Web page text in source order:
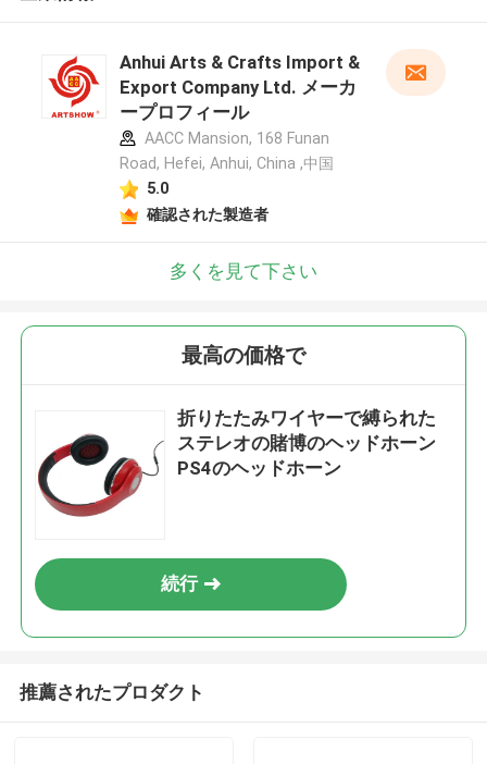
Anhui Arts & Crafts Import &
Export Company Ltd. メーカ
ープロフィール
AACC Mansion, 168 Funan
Road, Hefei, Anhui, China ,中国
5.0
確認された製造者
多くを見て下さい
最高の価格で
折りたたみワイヤーで縛られた
ステレオの賭博のヘッドホーン
PS4のヘッドホーン
続行
推薦されたプロダクト